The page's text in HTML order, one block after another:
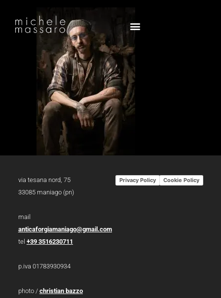
via tesana nord, 75
33085 maniago (pn)
mail
anticaforgiamaniago@gmail.com
tel +39 3516230711
p.iva 01783930934
photo / christian bazzo
Privacy Policy Cookie Policy